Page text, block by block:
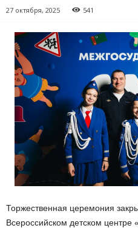
27 октября, 2025 541
Торжественная церемония
Всероссийском детском